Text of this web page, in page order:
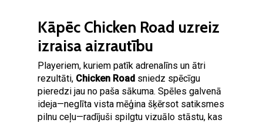
Kāpēc Chicken Road uzreiz
izraisa aizrautību
Playeriem, kuriem patīk adrenalīns un ātri
rezultāti, Chicken Road sniedz spēcīgu
pieredzi jau no paša sākuma. Spēles galvenā
ideja—neglīta vista mēģina šķērsot satiksmes
pilnu ceļu—radījuši spilgtu vizuālo stāstu, kas